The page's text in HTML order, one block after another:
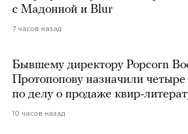
с Мадонной и Blur
7 часов назад
Бывшему директору Popcorn
Протопопову назначили четыре
по делу о продаже квир-
10 часов назад